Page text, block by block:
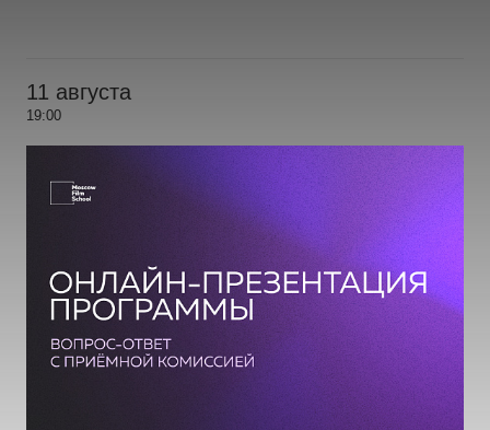
11 августа
19:00